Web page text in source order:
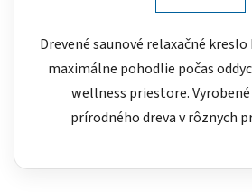
Drevené saunové relaxačné kreslo
maximálne pohodlie počas
wellness priestore.
prírodného dreva v rôznych